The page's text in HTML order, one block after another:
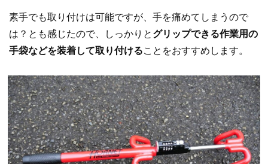
素手でも取り付けは可能ですが、手を痛めてしまうので
は？とも感じたので、しっかりと グリップできる作業用の
手袋などを装着して取り付けることをおすすめします。